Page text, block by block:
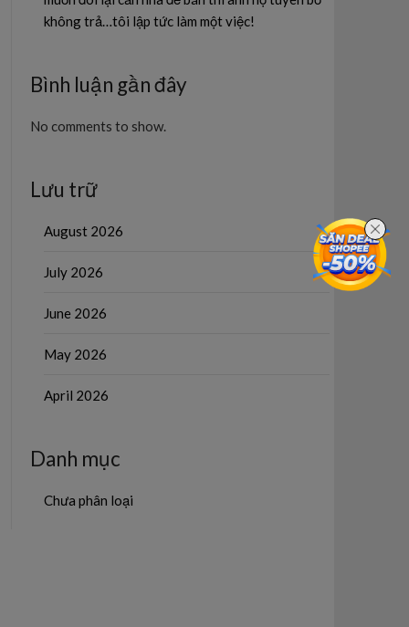
không trả…tôi lập tức làm một việc!
Bình luận gần đây
No comments to show.
Lưu trữ
August 2026
July 2026
June 2026
May 2026
April 2026
Danh mục
Chưa phân loại